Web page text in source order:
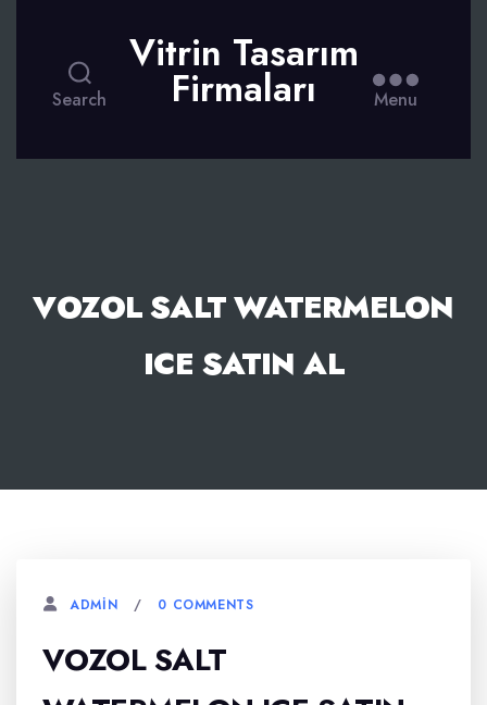
Search
Vitrin Tasarım
Firmaları Menu
VOZOL SALT WATERMELON
ICE SATIN AL
ADMIN 0 COMMENTS
VOZOL SALT